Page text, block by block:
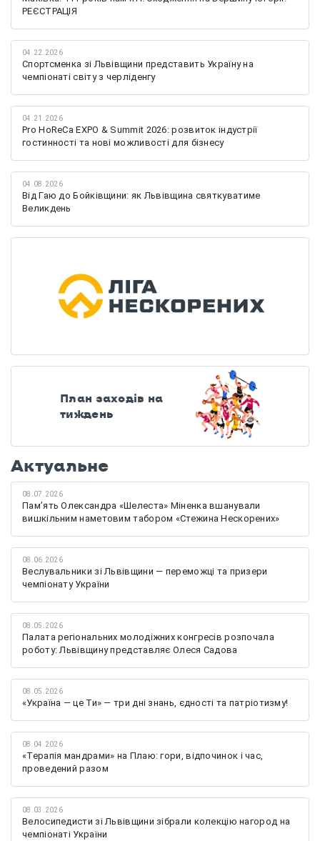
РЕЄСТРАЦІЯ
04.22.2026
Спортсменка зі Львівщини представить Україну на
чемпіонаті світу з черліденгу
04.21.2026
Pro HoReCa EXPO & Summit 2026: розвиток індустрії
гостинності та нові можливості для бізнесу
04.08.2026
Від Гаю до Бойківщини: як Львівщина святкуватиме
Великдень
План заходів на
тиждень
Актуальне
08.07.2026
Памʼять Олександра «Шелеста» Міненка вшанували
вишкільним наметовим табором «Стежина Нескорених»
08.06.2026
Веслувальники зі Львівщини — переможці та призери
чемпіонату України
08.05.2026
Палата регіональних молодіжних конгресів розпочала
роботу: Львівщину представляє Олеся Садова
08.05.2026
«Україна — це Ти» — три дні знань, єдності та патріотизму!
08.04.2026
«Терапія мандрами» на Плаю: гори, відпочинок і час,
проведений разом
08.03.2026
Велосипедисти зі Львівщини зібрали колекцію нагород на
чемпіонаті України